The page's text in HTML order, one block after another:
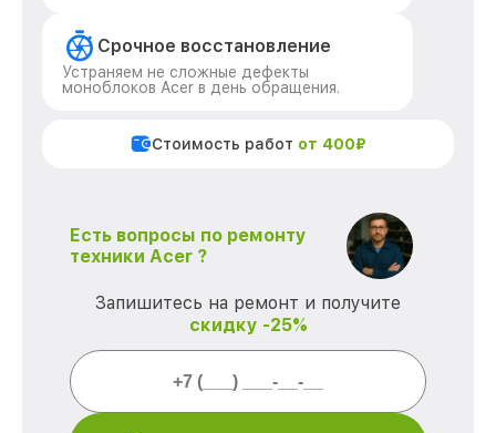
Срочное восстановление
Устраняем не сложные дефекты
моноблоков Acer в день обращения.
Стоимость работ от 400₽
Есть вопросы по ремонту
техники Acer ?
Запишитесь на ремонт и получите
скидку -25%